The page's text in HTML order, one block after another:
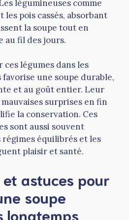
légumineuses comme
pois cassés, absorbant
la soupe tout en
au fil des jours.
légumes dans les
une soupe durable,
et au goût entier. Leur
surprises en fin
la conservation. Ces
sont aussi souvent
régimes équilibrés et les
plaisir et santé.
et astuces pour
soupe
longtemps